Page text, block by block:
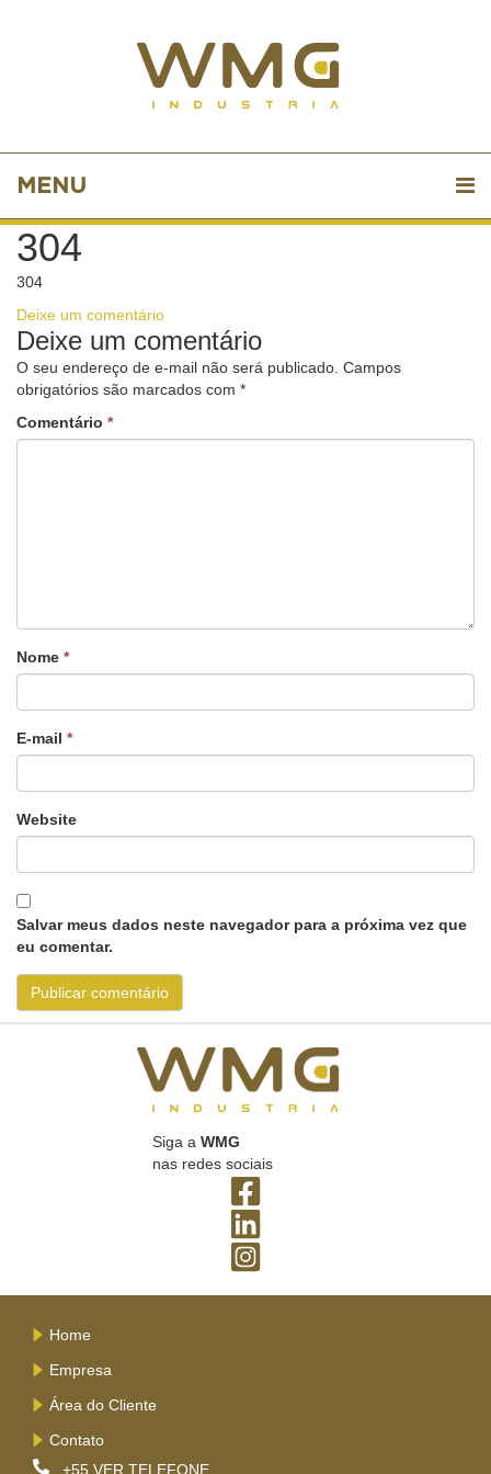
MENU
304
304
Deixe um comentário
Deixe um comentário
O seu endereço de e-mail não será publicado. Campos
obrigatórios são marcados com *
Comentário *
Nome *
E-mail *
Website
Salvar meus dados neste navegador para a próxima vez que
eu comentar.
Siga a WMG
nas redes sociais
Home
Empresa
Área do Cliente
Contato
+55 VER TELEFONE